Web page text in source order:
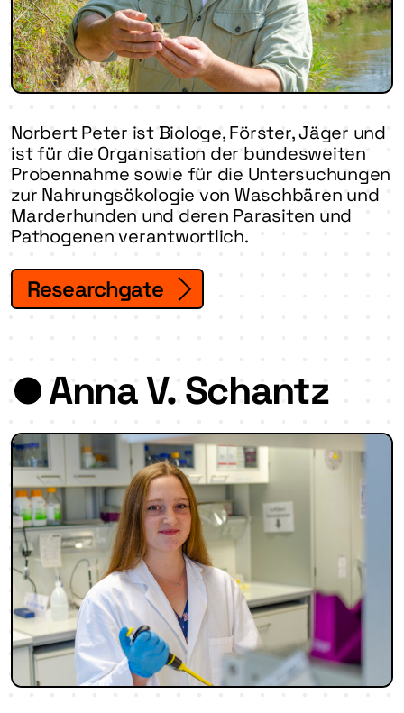
Norbert Peter ist Biologe, Förster, Jäger und
ist für die Organisation der bundesweiten
Probennahme sowie für die Untersuchungen
zur Nahrungsökologie von Waschbären und
Marderhunden und deren Parasiten und
Pathogenen verantwortlich.
Researchgate
Anna V. Schantz